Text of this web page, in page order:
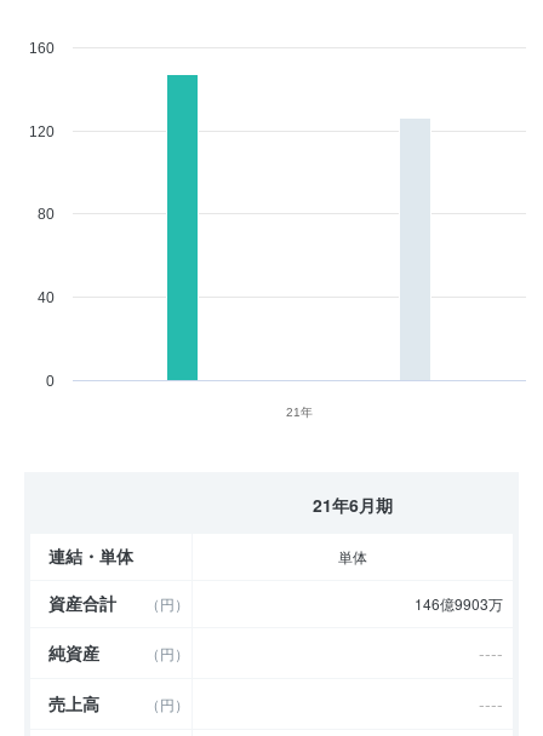
21年
0
40
80
120
160
21年6月期
連結・単体 単体
資産合計 （円） 146億9903万
純資産 （円） ----
売上高 （円） ----